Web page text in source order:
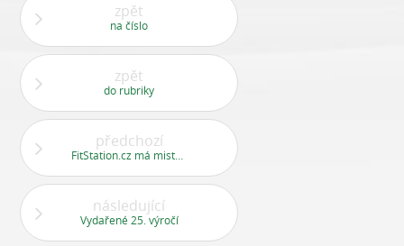
zpět
na číslo
zpět
do rubriky
předchozí
následující
Vydařené 25. výročí